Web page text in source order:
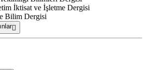
İktisat ve İşletme Dergisi
Bilim Dergisi